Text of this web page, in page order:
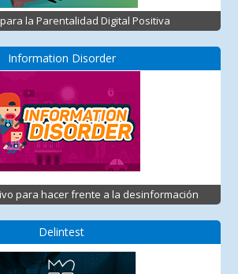
la Parentalidad Digital Positiva
Information Disorder
para hacer frente a la desinformación
Delintest